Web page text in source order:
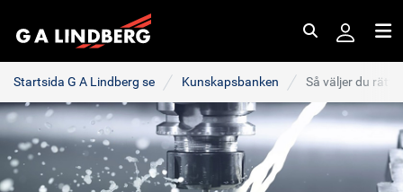
Startsida G A Lindberg se Kunskapsbanken Så väljer du rätt